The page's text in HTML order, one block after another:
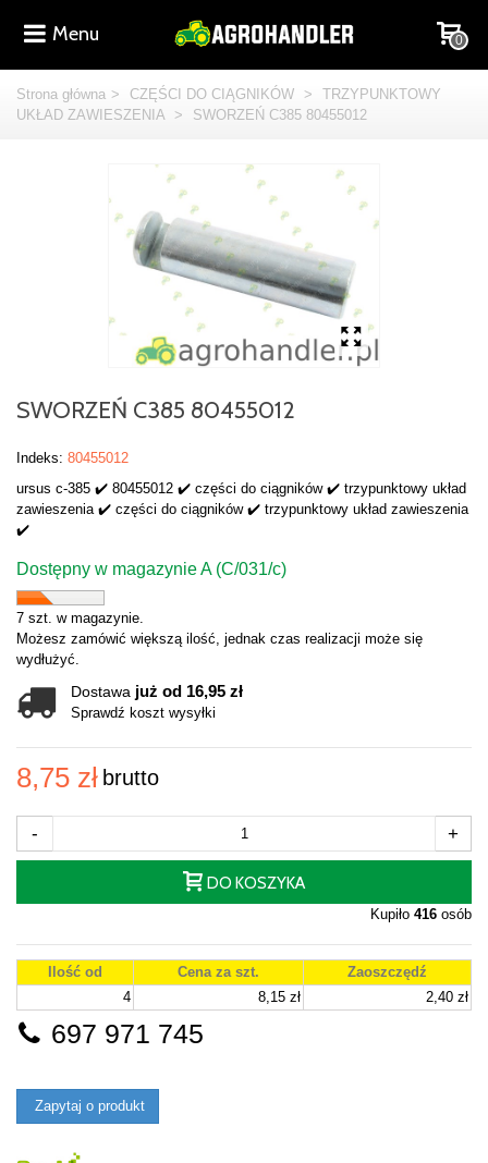
Menu 0
Strona główna > CZĘŚCI DO CIĄGNIKÓW >
TRZYPUNKTOWY
UKŁAD ZAWIESZENIA
> SWORZEŃ C385 80455012
SWORZEŃ C385 80455012
Indeks: 80455012
ursus c-385 ✔️ 80455012 ✔️ części do ciągników ✔️ trzypunktowy układ
zawieszenia ✔️ części do ciągników ✔️ trzypunktowy układ zawieszenia
✔️
Dostępny w magazynie A (C/031/c)
7 szt. w magazynie.
Możesz zamówić większą ilość, jednak czas realizacji może się
wydłużyć.
Dostawa już od 16,95 zł
Sprawdź koszt wysyłki
8,75 zł brutto
- +
DO KOSZYKA
Kupiło 416 osób
Ilość od Cena za szt.
Zaoszczędź
4
8,15 zł 2,40 zł
697 971 745
Zapytaj o produkt